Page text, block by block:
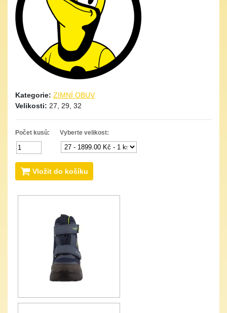
Kategorie: ZIMNÍ OBUV
Velikosti: 27, 29, 32
Počet kusů: Vyberte velikost:
Vložit do košíku